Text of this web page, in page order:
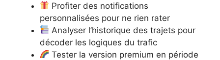
Profiter des notifications
personnalisées pour ne rien rater
Analyser l’historique des trajets pour
décoder les logiques du trafic
Tester la version premium en période